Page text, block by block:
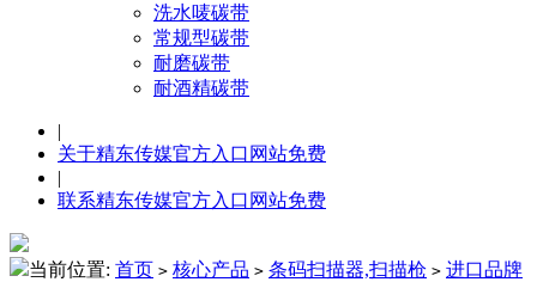
洗水唛碳带
常规型碳带
耐磨碳带
耐酒精碳带
|
关于精东传媒官方入口网站免费
|
联系精东传媒官方入口网站免费
当前位置: 首页 > 核心产品 > 条码扫描器,扫描枪 > 进口品牌